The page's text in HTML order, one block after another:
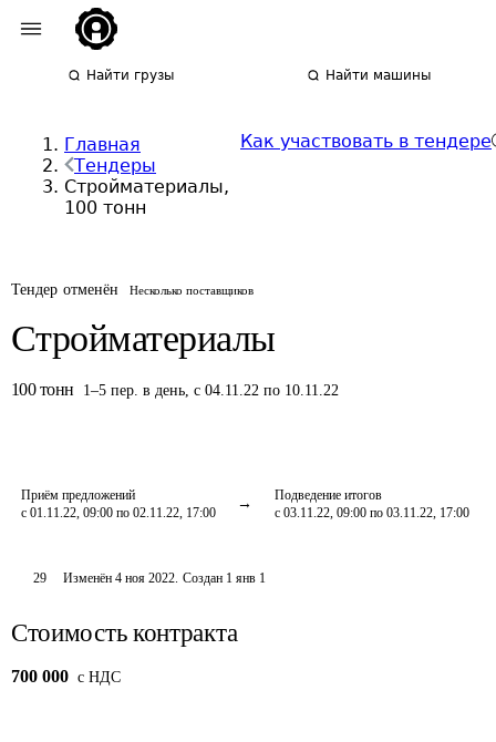
Найти грузы Найти машины
Главная
Тендеры
Стройматериалы,
100 тонн
Как участвовать в тендере
Тендер отменён Несколько поставщиков
Стройматериалы
100 тонн 1–5 пер. в день, с 04.11.22 по 10.11.22
Приём предложений
с 01.11.22, 09:00 по 02.11.22, 17:00
Подведение итогов
с 03.11.22, 09:00 по 03.11.22, 17:00
29 Изменён4 ноя 2022. Создан 1 янв 1
Стоимость контракта
700 000 c НДС